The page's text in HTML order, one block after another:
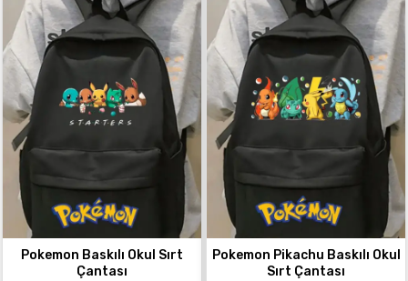
Pokemon Baskılı Okul Sırt
Çantası
Pokemon Pikachu Baskılı Okul
Sırt Çantası